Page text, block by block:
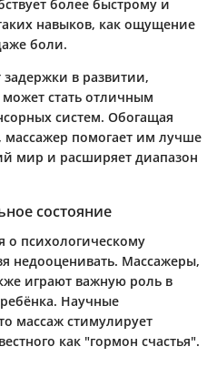
более быстрому и
навыков, как ощущение
боли.
в развитии,
стать отличным
систем. Обогащая
помогает им лучше
мир и расширяет диапазон
состояние
о психологическому
недооценивать. Массажеры,
играют важную роль в
Научные
массаж стимулирует
как "гормон счастья".